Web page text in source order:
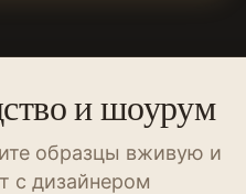
и шоурум
образцы вживую и
с дизайнером